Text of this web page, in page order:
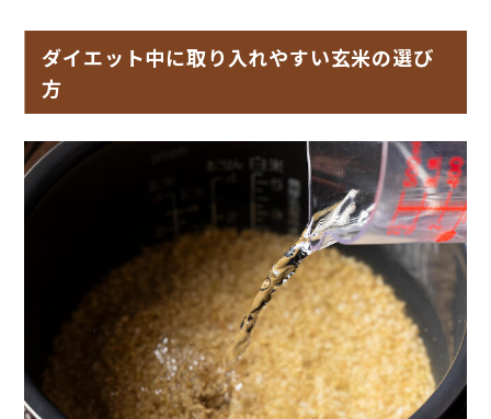
ダイエット中に取り入れやすい玄米の選び
方